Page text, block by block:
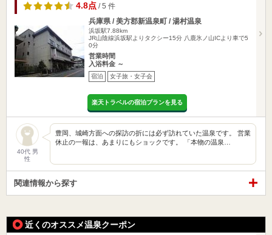
4.8点/ 5 件
兵庫県 / 美方郡新温泉町 / 湯村温泉
浜坂駅7.88km
JR山陰線浜坂駅よりタクシー15分 八鹿氷ノ山ICより車で5
0分
営業時間
入浴料金 ～
宿泊 女子旅・女子会
楽天トラベルの宿泊プランを見る
40代 男
性
豊岡、城崎方面への探訪の折には必ず訪れていた温泉です。 営業
休止の一報は、あまりにもショックです。 「本物の温泉…
関連情報から探す
近くのオススメ温泉クーポン